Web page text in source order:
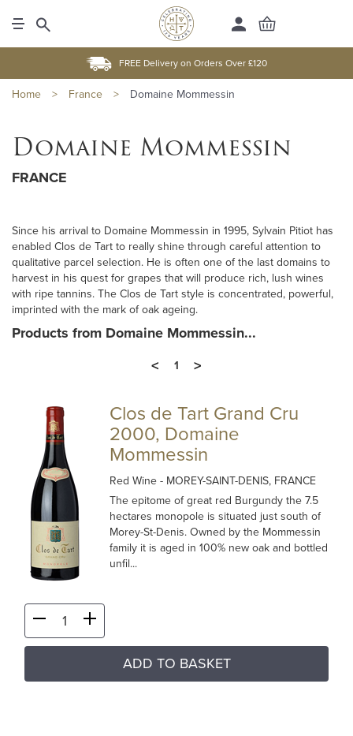
FREE Delivery on Orders Over £120
Home > France > Domaine Mommessin
Domaine Mommessin
FRANCE
Since his arrival to Domaine Mommessin in 1995, Sylvain Pitiot has
enabled Clos de Tart to really shine through careful attention to
qualitative parcel selection. He is often one of the last domains to
harvest in his quest for grapes that will produce rich, lush wines
with ripe tannins. The Clos de Tart style is concentrated, powerful,
imprinted with the mark of oak ageing.
Products from Domaine Mommessin...
<
1 >
Clos de Tart Grand Cru
2000, Domaine
Mommessin
Red Wine- MOREY-SAINT-DENIS, FRANCE
The epitome of great red Burgundy the 7.5
hectares monopole is situated just south of
Morey-St-Denis. Owned by the Mommessin
family it is aged in 100% new oak and bottled
unfil...
ADD TO BASKET